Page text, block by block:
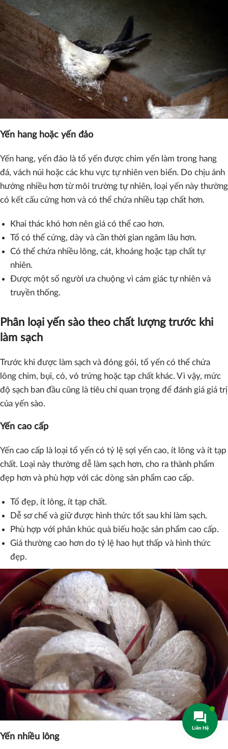
Yến hang hoặc yến đảo
Yến hang, yến đảo là tổ yến được chim yến làm trong hang
đá, vách núi hoặc các khu vực tự nhiên ven biển. Do chịu ảnh
hưởng nhiều hơn từ môi trường tự nhiên, loại yến này thường
có kết cấu cứng hơn và có thể chứa nhiều tạp chất hơn.
Khai thác khó hơn nên giá có thể cao hơn.
Tổ có thể cứng, dày và cần thời gian ngâm lâu hơn.
Có thể chứa nhiều lông, cát, khoáng hoặc tạp chất tự
nhiên.
Được một số người ưa chuộng vì cảm giác tự nhiên và
truyền thống.
Phân loại yến sào theo chất lượng trước khi
làm sạch
Trước khi được làm sạch và đóng gói, tổ yến có thể chứa
lông chim, bụi, cỏ, vỏ trứng hoặc tạp chất khác. Vì vậy, mức
độ sạch ban đầu cũng là tiêu chí quan trọng để đánh giá giá trị
của yến sào.
Yến cao cấp
Yến cao cấp là loại tổ yến có tỷ lệ sợi yến cao, ít lông và ít tạp
chất. Loại này thường dễ làm sạch hơn, cho ra thành phẩm
đẹp hơn và phù hợp với các dòng sản phẩm cao cấp.
Tổ đẹp, ít lông, ít tạp chất.
Dễ sơ chế và giữ được hình thức tốt sau khi làm sạch.
Phù hợp với phân khúc quà biếu hoặc sản phẩm cao cấp.
Giá thường cao hơn do tỷ lệ hao hụt thấp và hình thức
đẹp.
Yến nhiều lông